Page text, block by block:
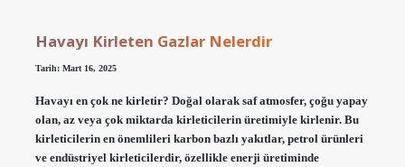
Havayı Kirleten Gazlar Nelerdir
Tarih: Mart 16, 2025
Havayı en çok ne kirletir? Doğal olarak saf atmosfer, çoğu yapay
olan, az veya çok miktarda kirleticilerin üretimiyle kirlenir. Bu
kirleticilerin en önemlileri karbon bazlı yakıtlar, petrol ürünleri
ve endüstriyel kirleticilerdir, özellikle enerji üretiminde